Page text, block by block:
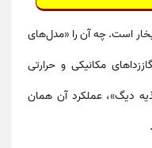
است. چه آن را «مدل‌های
مکانیکی و حرارتی
دیگ»، عملکرد آن همان